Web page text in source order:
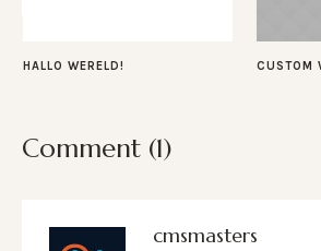
HALLO WERELD! CUSTOM
Comment (1)
cmsmasters